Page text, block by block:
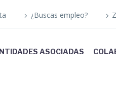
¿Buscas empleo?
ASOCIADAS